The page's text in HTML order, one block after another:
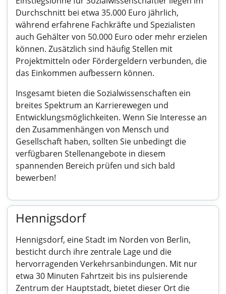
Durchschnitt bei etwa 35.000 Euro jährlich,
während erfahrene Fachkräfte und Spezialisten
auch Gehälter von 50.000 Euro oder mehr erzielen
können. Zusätzlich sind häufig Stellen mit
Projektmitteln oder Fördergeldern verbunden, die
das Einkommen aufbessern können.
Insgesamt bieten die Sozialwissenschaften ein
breites Spektrum an Karrierewegen und
Entwicklungsmöglichkeiten. Wenn Sie Interesse an
den Zusammenhängen von Mensch und
Gesellschaft haben, sollten Sie unbedingt die
verfügbaren Stellenangebote in diesem
spannenden Bereich prüfen und sich bald
bewerben!
Hennigsdorf
Hennigsdorf, eine Stadt im Norden von Berlin,
besticht durch ihre zentrale Lage und die
hervorragenden Verkehrsanbindungen. Mit nur
etwa 30 Minuten Fahrtzeit bis ins pulsierende
Zentrum der Hauptstadt, bietet dieser Ort die